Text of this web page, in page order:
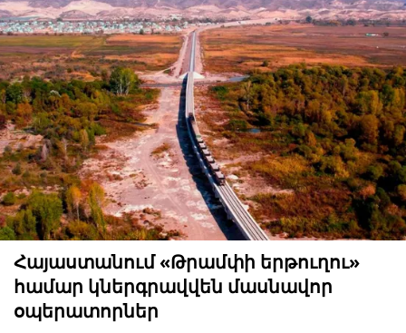
Հայաստանում «Թրամփի երթուղու»
համար կներգրավվեն մասնավոր
օպերատորներ